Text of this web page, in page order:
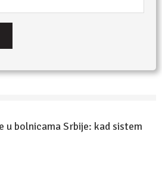
u bolnicama Srbije: kad sistem